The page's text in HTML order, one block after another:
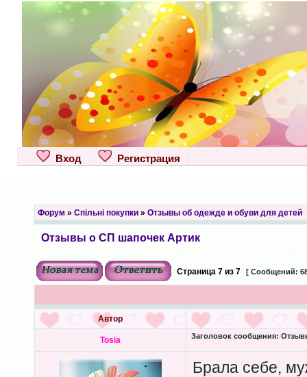
Вход Регистрация
Форум » Спільні покупки» Отзывы об одежде и обуви для детей
Отзывы о СП шапочек Артик
Страница 7из 7 [ Сообщений:
Автор
Tosia Заголовок сообщения:
Брала себе,